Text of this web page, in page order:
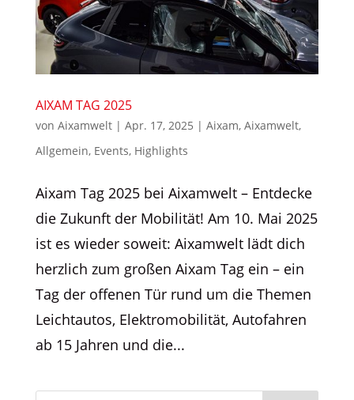
AIXAM TAG 2025
von Aixamwelt| Apr. 17, 2025 | Aixam, Aixamwelt,
Allgemein, Events, Highlights
Aixam Tag 2025 bei Aixamwelt – Entdecke
die Zukunft der Mobilität! Am 10. Mai 2025
ist es wieder soweit: Aixamwelt lädt dich
herzlich zum großen Aixam Tag ein – ein
Tag der offenen Tür rund um die Themen
Leichtautos, Elektromobilität, Autofahren
ab 15 Jahren und die...